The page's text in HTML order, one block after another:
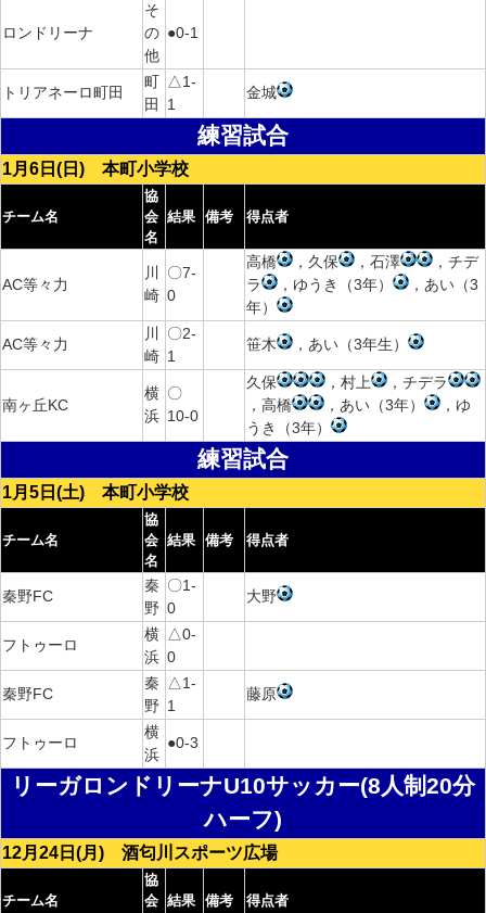
ロンドリーナ
そ
の
他
●0-1
トリアネーロ町田
町
田
△1-
1
金城
練習試合
1月6日(日) 本町小学校
チーム名
協
会
名
結果 備考 得点者
AC等々力
川
崎
〇7-
0
高橋 ，久保 ，石澤
，チデ
ラ
，ゆうき（3年）
，あい（3
年）
AC等々力
川
崎
〇2-
1
笹木 ，あい（3年生）
南ヶ丘KC
横
浜
〇
10-0
久保 ，村上
，チデラ
，高橋
，あい（3年）
，ゆ
うき（3年）
練習試合
1月5日(土) 本町小学校
チーム名
協
会
名
結果 備考 得点者
秦野FC
秦
野
〇1-
0
大野
フトゥーロ
横
浜
△0-
0
秦野FC
秦
野
△1-
1
藤原
フトゥーロ
横
浜
●0-3
リーガロンドリーナU10サッカー(8人制20分
ハーフ)
12月24日(月) 酒匂川スポーツ広場
チーム名
協
会 結果 備考 得点者